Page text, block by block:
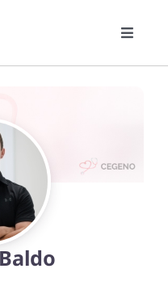
Toggle